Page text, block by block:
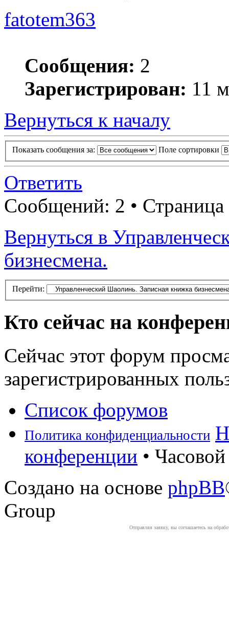
fatotem363
Сообщения: 2
Зарегистрирован: 11
Вернуться к началу
Показать сообщения за: Поле сортировки
Ответить
Сообщений: 2 • Страница
Вернуться в
бизнесмена.
Перейти:
Кто сейчас на
Сейчас этот форум
зарегистрированных
Список форумов
Политика конфиденциальности
конференции •
Создано на основе phpBB
Group
Отправляя заявку, вы соглашаетесь на